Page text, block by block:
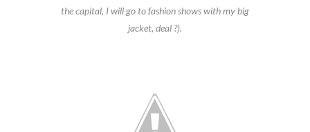
the capital, I will go to fashion shows with my big
jacket, deal ?).